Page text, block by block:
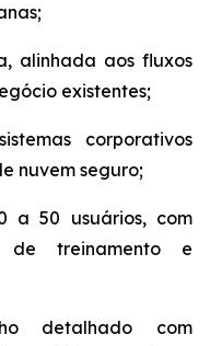
alinhada aos fluxos
existentes;
corporativos
nuvem seguro;
a 50 usuários, com
de treinamento e
detalhado com